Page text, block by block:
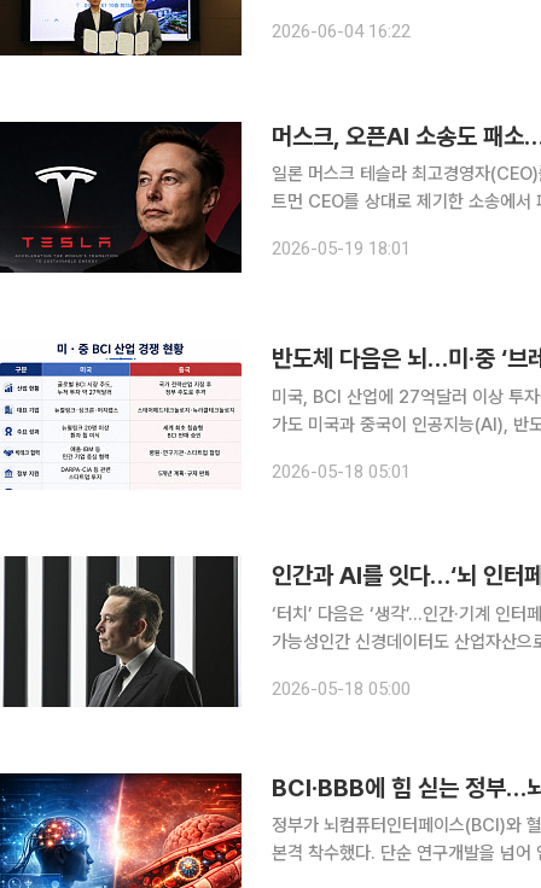
보 △디지스트가 보유한 의공학 분야
2026-06-04 16:22
머스크, 오픈AI 소송도 패소
일론 머스크 테슬라 최고경영자
트먼 CEO를 상대로 제기한 소송에서
등 외신에 따르면 18일(현지시간) 미
2026-05-19 18:01
반도체 다음은 뇌…미·중 ‘
미국, BCI 산업에 27억달러 이상 투
가도 미국과 중국이 인공지능(AI), 반
여러 산업에 확장될 가능성이 커지며
2026-05-18 05:01
인간과 AI를 잇다…‘뇌 인터
‘터치’ 다음은 ‘생각’…인간·기계 인
가능성인간 신경데이터도 산업자산으로 활용
선언이 아니다. 17일 블룸버그통신에
2026-05-18 05:00
BCI·BBB에 힘 싣는 정부…
정부가 뇌컴퓨터인터페이스(BCI)와
본격 착수했다. 단순 연구개발을 넘어